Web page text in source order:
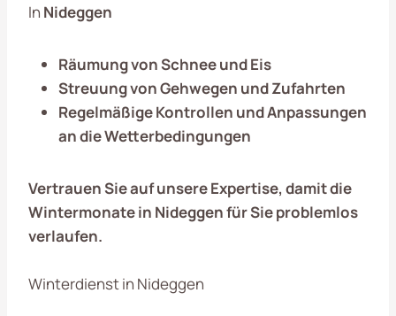
In Nideggen
Räumung von Schnee und Eis
Streuung von Gehwegen und Zufahrten
Regelmäßige Kontrollen und Anpassungen
an die Wetterbedingungen
Vertrauen Sie auf unsere Expertise, damit die
Wintermonate in Nideggenfür Sie problemlos
verlaufen.
Winterdienst in Nideggen